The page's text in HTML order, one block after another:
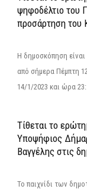
ψηφοδέλτιο του
προσάρτηση του
Η δημοσκόπηση
από σήμερα Πέμπτη
14/1/2023 και ώρα
Τίθεται το
Υποψήφιος
Βαγγέλης στις
Το παιχνίδι των